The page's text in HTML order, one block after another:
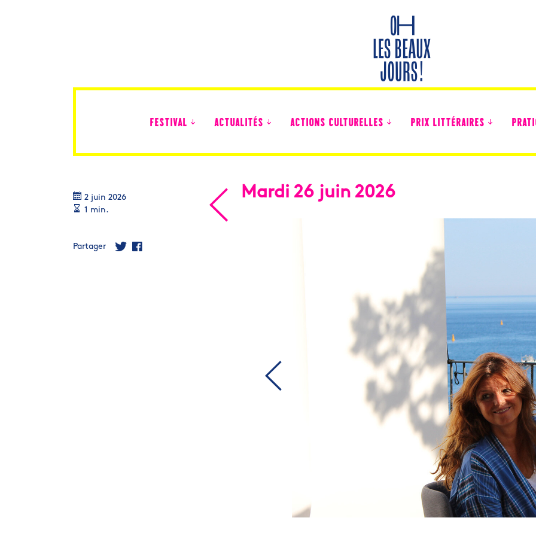
FESTIVAL ACTUALITÉS ACTIONS CULTURELLES
Des nouvelles des collégiens
PRIX LITTÉRAIRES
Mardi 26 juin 2026
2 juin 2026
1 min.
Partager